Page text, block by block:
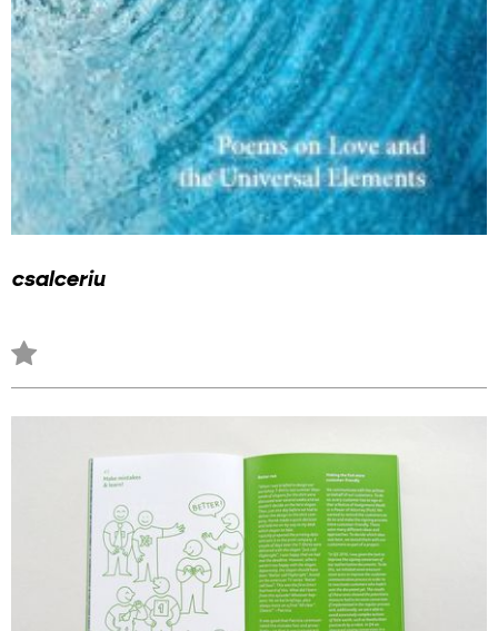
csalceriu
Zu